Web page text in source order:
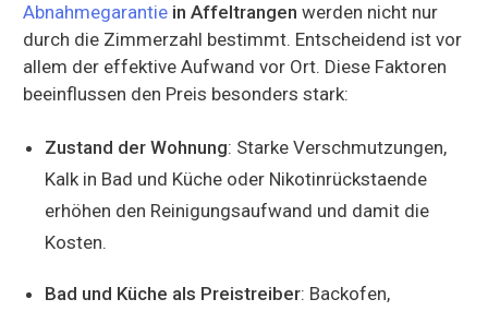
Abnahmegarantie in Affeltrangen werden nicht nur
durch die Zimmerzahl bestimmt. Entscheidend ist vor
allem der effektive Aufwand vor Ort. Diese Faktoren
beeinflussen den Preis besonders stark:
Zustand der Wohnung: Starke Verschmutzungen,
Kalk in Bad und Küche oder Nikotinrückstaende
erhöhen den Reinigungsaufwand und damit die
Kosten.
Bad und Küche als Preistreiber: Backofen,